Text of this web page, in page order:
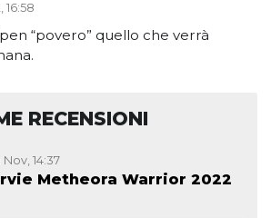
16:58
“povero” quello che verrà
RECENSIONI
Nov, 14:37
Metheora Warrior 2022